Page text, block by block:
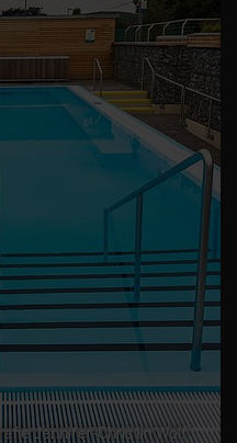
Jennifer-Christin Wolf